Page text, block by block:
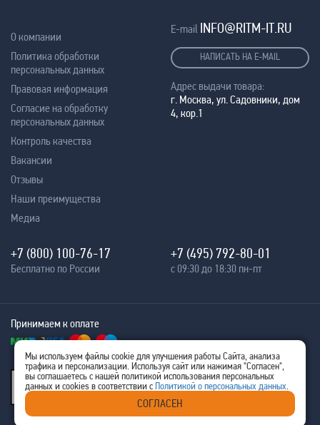
О компании
Политика обработки
персональных данных
Правовая информация
Согласие на обработку
персональных данных
Контроль качества
Вакансии
Отзывы
Наши преимущества
Медиа
E-mail INFO@RITM-IT.RU
НАПИСАТЬ НА E-MAIL
Адрес выдачи товара:
г. Москва, ул. Садовники, дом
4, кор.1
+7 (800) 100-76-17
Бесплатно по России
+7 (495) 792-80-01
с 09:30 до 18:30 пн-пт
Принимаем к оплате
® 2005 - 2026
Ritm-IT
Мы используем файлы cookie для улучшения работы Сайта, анализа
трафика и персонализации. Используя сайт или нажимая "Согласен",
вы соглашаетесь с нашей политикой использования персональных
данных и cookies в соответствии с Политикой о персональных данных
СОГЛАСЕН